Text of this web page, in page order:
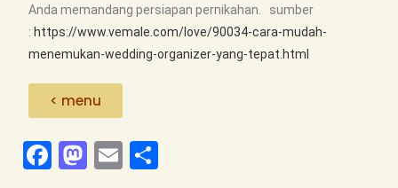
Anda memandang persiapan pernikahan. sumber
:https://www.vemale.com/love/90034-cara-mudah-
menemukan-wedding-organizer-yang-tepat.html
< menu
F M E